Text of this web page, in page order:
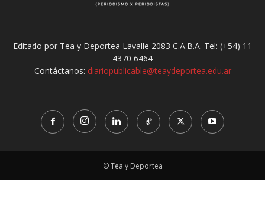
Editado por Tea y Deportea Lavalle 2083 C.A.B.A. Tel: (+54) 11
4370 6464
Contáctanos: diariopublicable@teaydeportea.edu.ar
© Tea y Deportea